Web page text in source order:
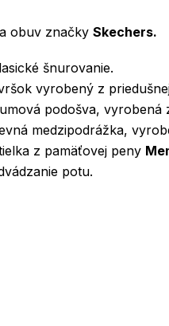
obuv značky Skechers.
šnurovanie.
vyrobený z
podošva, vyrobená
medzipodrážka,
z pamäťovej peny
potu.